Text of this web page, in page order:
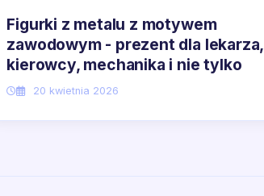
Figurki z metalu z motywem
zawodowym - prezent dla lekarza,
kierowcy, mechanika i nie tylko
20 kwietnia 2026